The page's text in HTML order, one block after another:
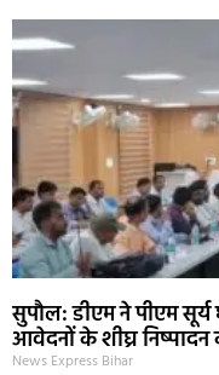
सुपौल: डीएम ने पीएम
आवेदनों के शीघ्र निष्पादन
News Express Bihar